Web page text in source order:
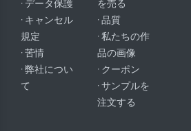
· データ保護
· キャンセル
規定
· 苦情
· 弊社につい
て
を売る
· 品質
· 私たちの作
品の画像
· クーポン
· サンプルを
注文する